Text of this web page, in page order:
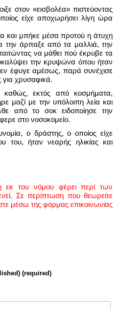
στον «εισβολέα» πιστεύοντας
είχε αποχωρήσει λίγη ώρα
και μπήκε μέσα προτού η άτυχη
την άρπαξε από τα μαλλιά, την
να μάθει πού έκρυβε τα
την κρυψώνα όπου ήταν
έφυγε αμέσως, παρά συνέχισε
για χρυσαφικά.
καθώς, εκτός από κοσμήματα,
μαζί με την υπόλοιπη λεία και
από το σοκ ειδοποίησε την
στο νοσοκομείο.
ο δράστης, ο οποίος είχε
του, ήταν νεαρής ηλικίας και
εκ του νόμου φέρει περί των
Σε περίπτωση που θεωρείτε
μέσω της φόρμας επικοινωνίας
(required)